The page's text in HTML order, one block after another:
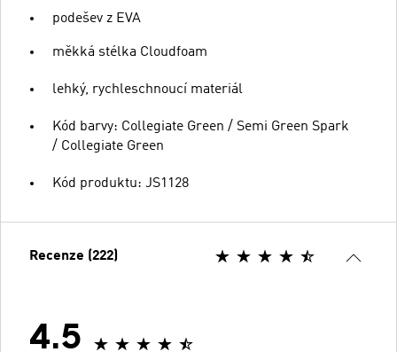
podešev z EVA
měkká stélka Cloudfoam
lehký, rychleschnoucí materiál
Kód barvy: Collegiate Green / Semi Green Spark
/ Collegiate Green
Kód produktu: JS1128
Recenze (222)
4.5